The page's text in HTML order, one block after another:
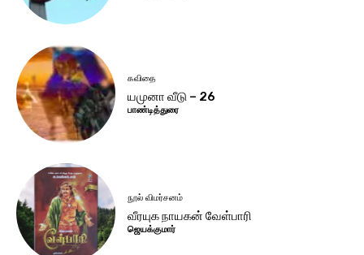
கவிதை
யமுனா வீடு – 26
பாண்டித்துரை
நூல் விமர்சனம்
வீரயுக நாயகன் வேள்பாரி
ஜெயக்குமார்